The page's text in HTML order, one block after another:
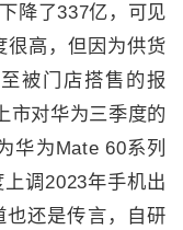
降了337亿，可见
很高，但因为供货
被门店搭售的报
市对华为三季度的
华为Mate 60系列
上调2023年手机出
也还是传言，自研